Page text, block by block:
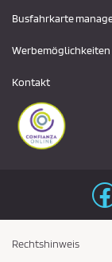
Busfahrkarte
Werbemöglichkeiten
Kontakt
Rechtshinweis